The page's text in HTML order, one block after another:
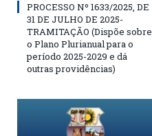
PROCESSO Nº 1633/2025, DE
31 DE JULHO DE 2025-
TRAMITAÇÃO (Dispõe sobre
o Plano Plurianual para o
período 2025-2029 e dá
outras providências)